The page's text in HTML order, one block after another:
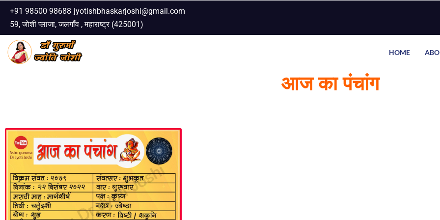
Skip
to
content
+91 98500 98688 jyotishbhaskarjoshi@gmail.com
59, जोशी प्लाजा, जलगाँव , महाराष्ट्र (425001)
HOME
आज का पंचांग